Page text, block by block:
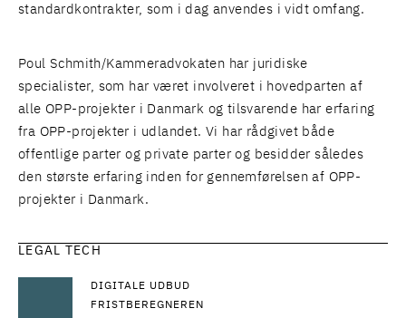
standardkontrakter, som i dag anvendes i vidt omfang.
Poul Schmith/Kammeradvokaten har juridiske
specialister, som har været involveret i hovedparten af
alle OPP-projekter i Danmark og tilsvarende har erfaring
fra OPP-projekter i udlandet. Vi har rådgivet både
offentlige parter og private parter og besidder således
den største erfaring inden for gennemførelsen af OPP-
projekter i Danmark.
LEGAL TECH
DIGITALE UDBUD
FRISTBEREGNEREN